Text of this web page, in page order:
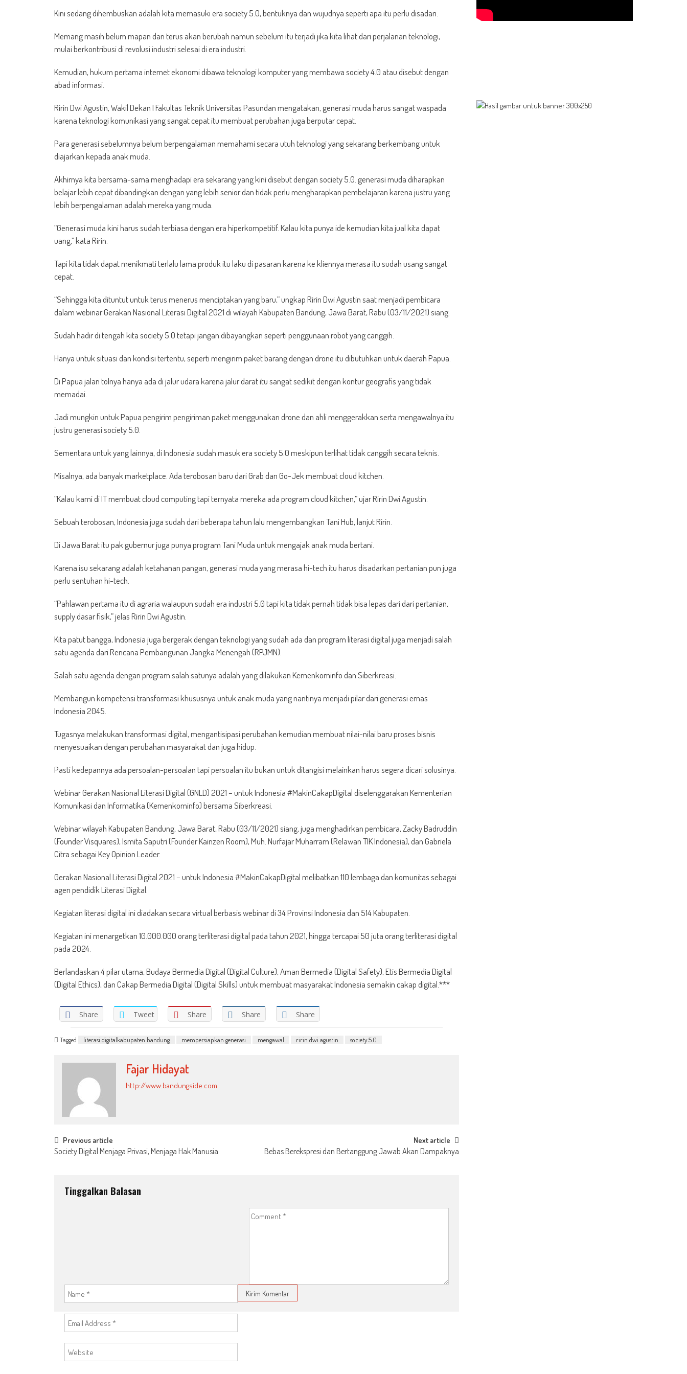
Kini sedang dihembuskan adalah kita memasuki era society 5.0, bentuknya dan wujudnya seperti apa itu perlu disadari.
Memang masih belum mapan dan terus akan berubah namun sebelum itu terjadi jika kita lihat dari perjalanan teknologi,
mulai berkontribusi di revolusi industri selesai di era industri.
Kemudian, hukum pertama internet ekonomi dibawa teknologi komputer yang membawa society 4.0 atau disebut dengan
abad informasi.
Ririn Dwi Agustin, Wakil Dekan I Fakultas Teknik Universitas Pasundan mengatakan, generasi muda harus sangat waspada
karena teknologi komunikasi yang sangat cepat itu membuat perubahan juga berputar cepat.
Para generasi sebelumnya belum berpengalaman memahami secara utuh teknologi yang sekarang berkembang untuk
diajarkan kepada anak muda.
Akhirnya kita bersama-sama menghadapi era sekarang yang kini disebut dengan society 5.0. generasi muda diharapkan
belajar lebih cepat dibandingkan dengan yang lebih senior dan tidak perlu mengharapkan pembelajaran karena justru yang
lebih berpengalaman adalah mereka yang muda.
“Generasi muda kini harus sudah terbiasa dengan era hiperkompetitif. Kalau kita punya ide kemudian kita jual kita dapat
uang,” kata Ririn.
Tapi kita tidak dapat menikmati terlalu lama produk itu laku di pasaran karena ke kliennya merasa itu sudah usang sangat
cepat.
“Sehingga kita dituntut untuk terus menerus menciptakan yang baru,” ungkap Ririn Dwi Agustin saat menjadi pembicara
dalam webinar Gerakan Nasional Literasi Digital 2021 di wilayah Kabupaten Bandung, Jawa Barat, Rabu (03/11/2021) siang.
Sudah hadir di tengah kita society 5.0 tetapi jangan dibayangkan seperti penggunaan robot yang canggih.
Hanya untuk situasi dan kondisi tertentu, seperti mengirim paket barang dengan drone itu dibutuhkan untuk daerah Papua.
Di Papua jalan tolnya hanya ada di jalur udara karena jalur darat itu sangat sedikit dengan kontur geografis yang tidak
memadai.
Jadi mungkin untuk Papua pengirim pengiriman paket menggunakan drone dan ahli menggerakkan serta mengawalnya itu
justru generasi society 5.0.
Sementara untuk yang lainnya, di Indonesia sudah masuk era society 5.0 meskipun terlihat tidak canggih secara teknis.
Misalnya, ada banyak marketplace. Ada terobosan baru dari Grab dan Go-Jek membuat cloud kitchen.
“Kalau kami di IT membuat cloud computing tapi ternyata mereka ada program cloud kitchen,” ujar Ririn Dwi Agustin.
Sebuah terobosan, Indonesia juga sudah dari beberapa tahun lalu mengembangkan Tani Hub, lanjut Ririn.
Di Jawa Barat itu pak gubernur juga punya program Tani Muda untuk mengajak anak muda bertani.
Karena isu sekarang adalah ketahanan pangan, generasi muda yang merasa hi-tech itu harus disadarkan pertanian pun juga
perlu sentuhan hi-tech.
“Pahlawan pertama itu di agraria walaupun sudah era industri 5.0 tapi kita tidak pernah tidak bisa lepas dari dari pertanian,
supply dasar fisik,” jelas Ririn Dwi Agustin.
Kita patut bangga, Indonesia juga bergerak dengan teknologi yang sudah ada dan program literasi digital juga menjadi salah
satu agenda dari Rencana Pembangunan Jangka Menengah (RPJMN).
Salah satu agenda dengan program salah satunya adalah yang dilakukan Kemenkominfo dan Siberkreasi.
Membangun kompetensi transformasi khususnya untuk anak muda yang nantinya menjadi pilar dari generasi emas
Indonesia 2045.
Tugasnya melakukan transformasi digital, mengantisipasi perubahan kemudian membuat nilai-nilai baru proses bisnis
menyesuaikan dengan perubahan masyarakat dan juga hidup.
Pasti kedepannya ada persoalan-persoalan tapi persoalan itu bukan untuk ditangisi melainkan harus segera dicari solusinya.
Webinar Gerakan Nasional Literasi Digital (GNLD) 2021 – untuk Indonesia #MakinCakapDigital diselenggarakan Kementerian
Komunikasi dan Informatika (Kemenkominfo) bersama Siberkreasi.
Webinar wilayah Kabupaten Bandung, Jawa Barat, Rabu (03/11/2021) siang, juga menghadirkan pembicara, Zacky Badruddin
(Founder Visquares), Ismita Saputri (Founder Kainzen Room), Muh. Nurfajar Muharram (Relawan TIK Indonesia), dan Gabriela
Citra sebagai Key Opinion Leader.
Gerakan Nasional Literasi Digital 2021 – untuk Indonesia #MakinCakapDigital melibatkan 110 lembaga dan komunitas sebagai
agen pendidik Literasi Digital.
Kegiatan literasi digital ini diadakan secara virtual berbasis webinar di 34 Provinsi Indonesia dan 514 Kabupaten.
Kegiatan ini menargetkan 10.000.000 orang terliterasi digital pada tahun 2021, hingga tercapai 50 juta orang terliterasi digital
pada 2024.
Berlandaskan 4 pilar utama, Budaya Bermedia Digital (Digital Culture), Aman Bermedia (Digital Safety), Etis Bermedia Digital
(Digital Ethics), dan Cakap Bermedia Digital (Digital Skills) untuk membuat masyarakat Indonesia semakin cakap digital.***
Share Tweet Share Share Share
Tagged literasi digitalkabupaten bandung mempersiapkan generasi mengawal ririn dwi agustin society 5.0
Fajar Hidayat
http://www.bandungside.com
Post
Previous article
Society Digital Menjaga Privasi, Menjaga Hak Manusia
Next article
Bebas Berekspresi dan Bertanggung Jawab Akan Dampaknya
Tinggalkan Balasan